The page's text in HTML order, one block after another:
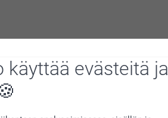
käyttää evästeitä ja